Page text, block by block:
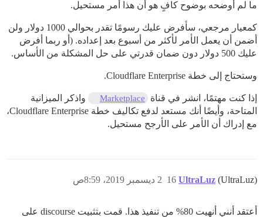
ما لم أوضحه بوضوح كافٍ هو أن هذا أمر مستحيل.
كمعيار مرجعي، سأفرض عليك رسومًا تقدر بحوالي 1000 دولار ولن
أضمن أن يعمل الأمر لأكثر من أسبوع بعد إعداده. (أو ربما أفرض
عليك 500 دولار دون ضمان قدرتي على حل المشكلة من الأساس.
وستحتاج إلى خطة Cloudflare Enterprise.
إذا كنت مهتمًا، انشر في قناة Marketplace
واذكر الميزانية
المتاحة، وأيضًا أنك مستعد لدفع تكاليف خطة Cloudflare Enterprise،
مع إدراك أن الأمر على الأرجح مستحيل.
UltraLuz (UltraLuz) 2 ديسمبر 2019، 8:59ص 16
أعتقد أنني أنهيت 80% من تنفيذ هذا. قمت بتثبيت discourse على